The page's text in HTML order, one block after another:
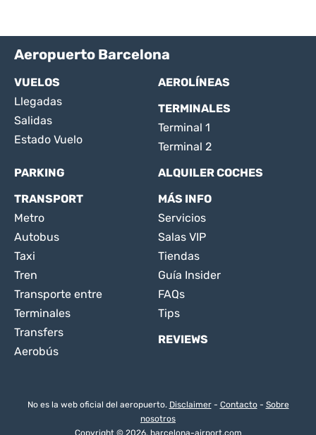
Aeropuerto Barcelona
VUELOS
Llegadas
Salidas
Estado Vuelo
AEROLÍNEAS
TERMINALES
Terminal 1
Terminal 2
PARKING
ALQUILER COCHES
TRANSPORT
Metro
Autobus
Taxi
Tren
Transporte entre
Terminales
Transfers
Aerobús
MÁS INFO
Servicios
Salas VIP
Tiendas
Guía Insider
FAQs
Tips
REVIEWS
No es la web oficial del aeropuerto. Disclaimer- Contacto- Sobre
nosotros
Copyright © 2026. barcelona-airport.com